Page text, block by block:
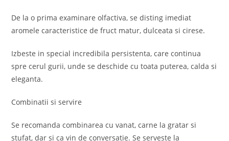
De la o prima examinare olfactiva, se disting imediat
aromele caracteristice de fruct matur, dulceata si cirese.
Izbeste in special incredibila persistenta, care continua
spre cerul gurii, unde se deschide cu toata puterea, calda si
eleganta.
Combinatii si servire
Se recomanda combinarea cu vanat, carne la gratar si
stufat, dar si ca vin de conversatie. Se serveste la